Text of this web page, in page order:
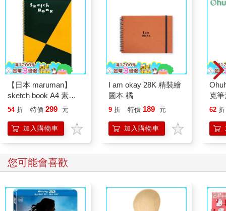
【日本 maruman】
sketch book A4 素描
本 繪圖本 空白繪圖本
54 折 特價 299 元
加入購物車
I am okay 28K 精裝繪
圖本 橘
9 折 特價 189 元
加入購物車
克
62 折
您可能會喜歡